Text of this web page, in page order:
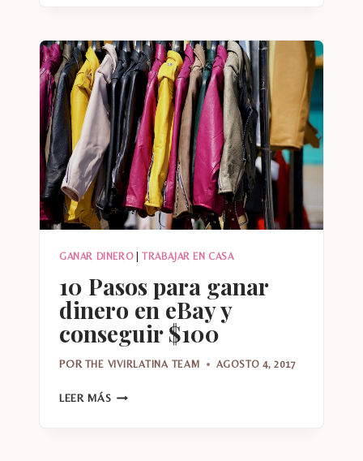
EBAY
Y
CASI
$10,000
EN
VENTAS
GANAR DINERO| TRABAJAR EN CASA
10 Pasos para ganar
dinero en eBay y
conseguir $100
POR THE VIVIRLATINA TEAM AGOSTO 4, 2017
LEER MÁS 10